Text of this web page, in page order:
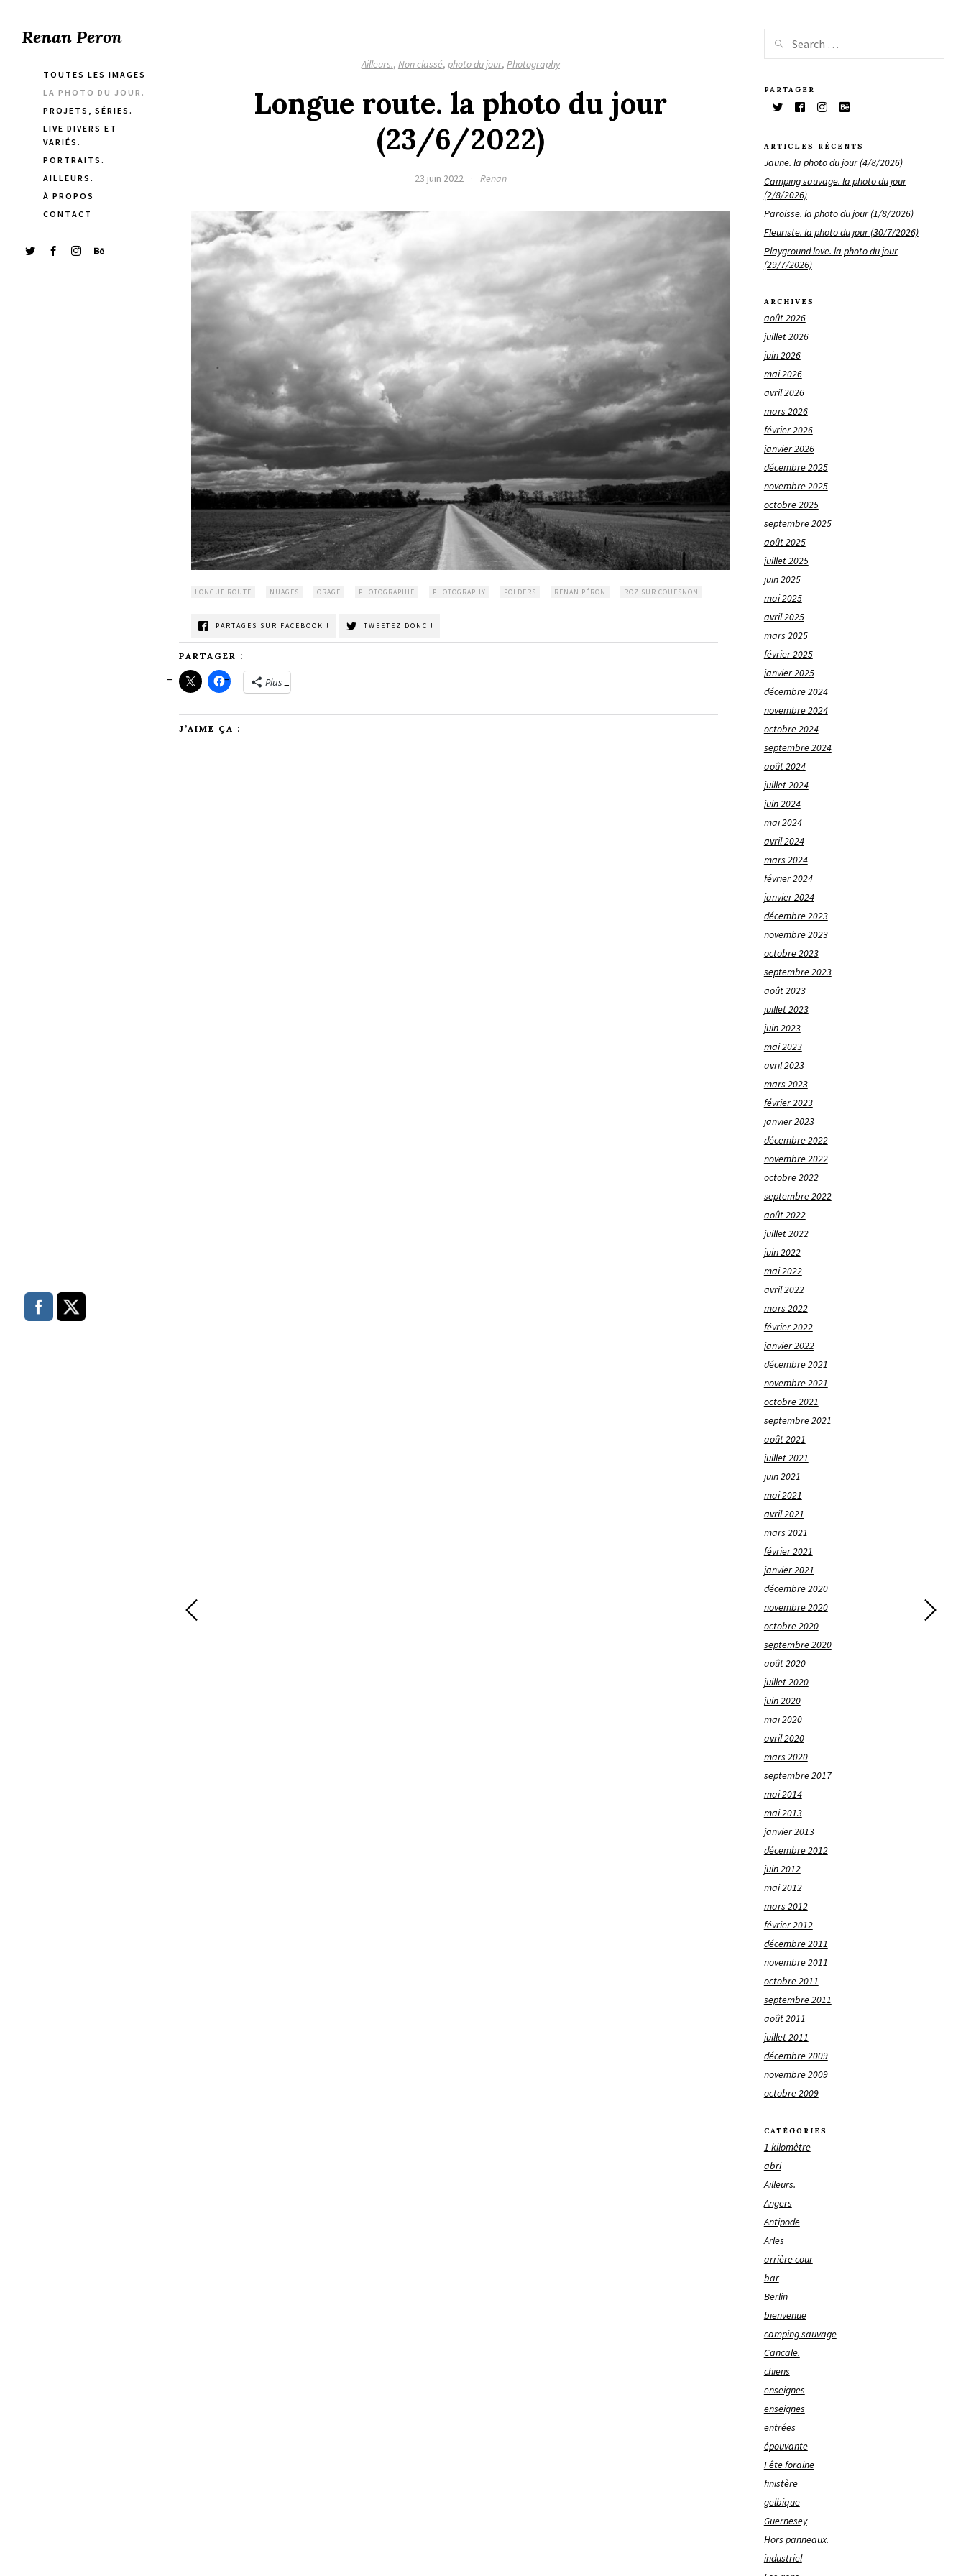
Renan Peron
TOUTES LES IMAGES
LA PHOTO DU JOUR.
PROJETS, SÉRIES.
LIVE DIVERS ET
VARIÉS.
PORTRAITS.
AILLEURS.
À PROPOS
CONTACT
Ailleurs., Non classé, photo du jour, Photography
Longue route. la photo du jour
(23/6/2022)
23 juin 2022 · Renan
LONGUE ROUTE NUAGES ORAGE PHOTOGRAPHIE PHOTOGRAPHY POLDERS RENAN PÉRON ROZ SUR COUESNON
PARTAGES SUR FACEBOOK ! TWEETEZ DONC !
PARTAGER :
Plus
J’AIME ÇA :
PARTAGER
ARTICLES RÉCENTS
Jaune. la photo du jour (4/8/2026)
Camping sauvage. la photo du jour
(2/8/2026)
Paroisse. la photo du jour (1/8/2026)
Fleuriste. la photo du jour (30/7/2026)
Playground love. la photo du jour
(29/7/2026)
ARCHIVES
août 2026
juillet 2026
juin 2026
mai 2026
avril 2026
mars 2026
février 2026
janvier 2026
décembre 2025
novembre 2025
octobre 2025
septembre 2025
août 2025
juillet 2025
juin 2025
mai 2025
avril 2025
mars 2025
février 2025
janvier 2025
décembre 2024
novembre 2024
octobre 2024
septembre 2024
août 2024
juillet 2024
juin 2024
mai 2024
avril 2024
mars 2024
février 2024
janvier 2024
décembre 2023
novembre 2023
octobre 2023
septembre 2023
août 2023
juillet 2023
juin 2023
mai 2023
avril 2023
mars 2023
février 2023
janvier 2023
décembre 2022
novembre 2022
octobre 2022
septembre 2022
août 2022
juillet 2022
juin 2022
mai 2022
avril 2022
mars 2022
février 2022
janvier 2022
décembre 2021
novembre 2021
octobre 2021
septembre 2021
août 2021
juillet 2021
juin 2021
mai 2021
avril 2021
mars 2021
février 2021
janvier 2021
décembre 2020
novembre 2020
octobre 2020
septembre 2020
août 2020
juillet 2020
juin 2020
mai 2020
avril 2020
mars 2020
septembre 2017
mai 2014
mai 2013
janvier 2013
décembre 2012
juin 2012
mai 2012
mars 2012
février 2012
décembre 2011
novembre 2011
octobre 2011
septembre 2011
août 2011
juillet 2011
décembre 2009
novembre 2009
octobre 2009
CATÉGORIES
1 kilomètre
abri
Ailleurs.
Angers
Antipode
Arles
arrière cour
bar
Berlin
bienvenue
camping sauvage
Cancale.
chiens
enseignes
enseignes
entrées
épouvante
Fête foraine
finistère
gelbique
Guernesey
Hors panneaux.
industriel